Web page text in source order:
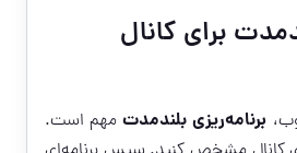
برای کانال
برنامه‌ریزی بلندمدتمهم است.